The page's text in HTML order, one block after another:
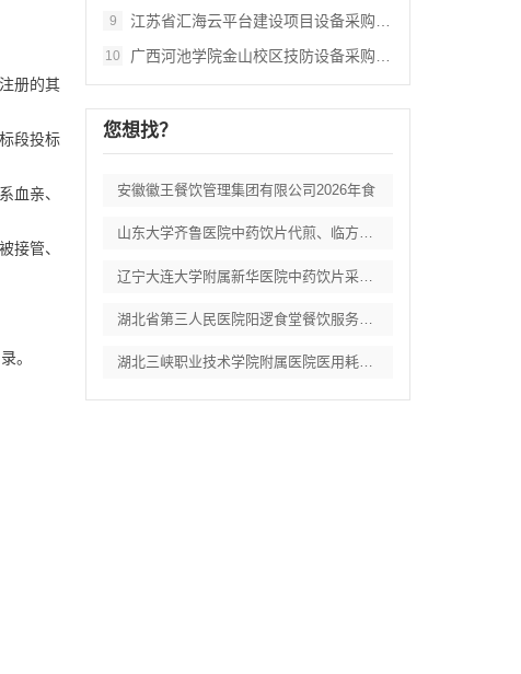
册的其
段投标
血亲、
接管、
。
9 江苏省汇海云平台建设项目设备采购及相关服
10 广西河池学院金山校区技防设备采购 (KW
您想找？
安徽徽王餐饮管理集团有限公司2026年食
山东大学齐鲁医院中药饮片代煎、临方加工服
湖北省第三人民医院阳逻食堂餐饮服务招标公
湖北三峡职业技术学院附属医院医用耗材供应